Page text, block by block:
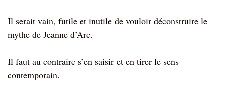
Il serait vain, futile et inutile de vouloir déconstruire le
mythe de Jeanne d’Arc.
Il faut au contraire s’en saisir et en tirer le sens
contemporain.